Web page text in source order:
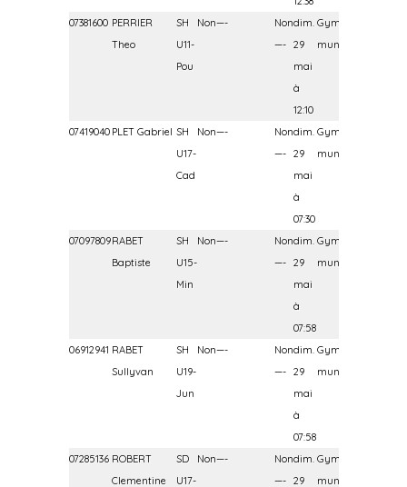
07381600 PERRIER
Theo
SH
U11-
Pou
Non—-
Non
—-
dim.
29
mai
à
12:10
Gymnase
municipal
07419040 PLET Gabriel SH
U17-
Cad
Non—-
Non
—-
dim.
29
mai
à
07:30
Gymnase
municipal
07097809RABET
Baptiste
SH
U15-
Min
Non—-
Non
—-
dim.
29
mai
à
07:58
Gymnase
municipal
06912941 RABET
Sullyvan
SH
U19-
Jun
Non—-
Non
—-
dim.
29
mai
à
07:58
Gymnase
municipal
07285136 ROBERT
Clementine
SD
U17-
Non—-
Non
—-
dim.
29
Gymnase
municipal